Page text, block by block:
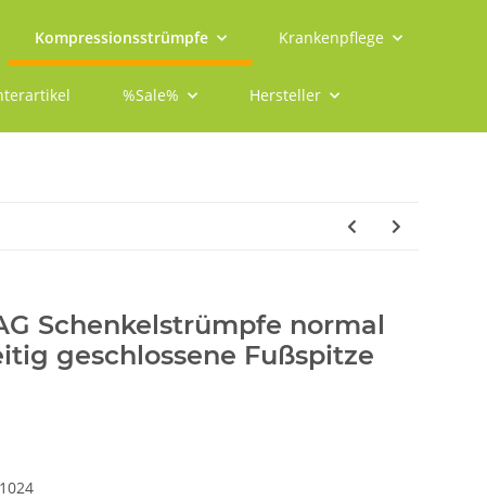
Kompressionsstrümpfe Krankenpflege
%Sale% Hersteller
Schenkelstrümpfe normal
geschlossene Fußspitze